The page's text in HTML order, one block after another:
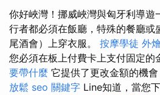
你好峽灣！挪威峽灣與匈牙利導遊
行者都必須在飯廳，特殊的餐廳或
尾酒會）上穿衣服。 按摩學徒 外
您必須在板上付費卡上支付固定的
要帶什麼 它提供了更改金額的機
放鬆 seo 關鍵字 Line知道，當您